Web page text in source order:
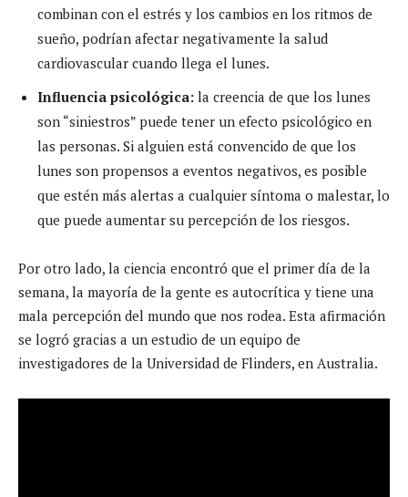
combinan con el estrés y los cambios en los ritmos de
sueño, podrían afectar negativamente la salud
cardiovascular cuando llega el lunes.
Influencia psicológica: la creencia de que los lunes
son “siniestros” puede tener un efecto psicológico en
las personas. Si alguien está convencido de que los
lunes son propensos a eventos negativos, es posible
que estén más alertas a cualquier síntoma o malestar, lo
que puede aumentar su percepción de los riesgos.
Por otro lado, la ciencia encontró que el primer día de la
semana, la mayoría de la gente es autocrítica y tiene una
mala percepción del mundo que nos rodea. Esta afirmación
se logró gracias a un estudio de un equipo de
investigadores de la Universidad de Flinders, en Australia.